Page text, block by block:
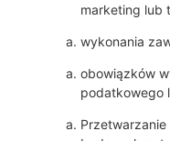
marketing lub
wykonania
obowiązków
podatkowego